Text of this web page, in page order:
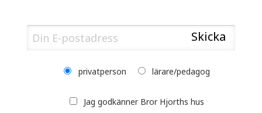
privatperson lärare/pedagog
Jag godkänner Bror Hjorths hus